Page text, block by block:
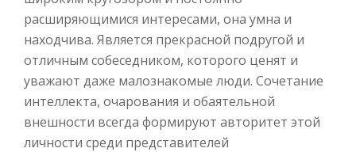
расширяющимися интересами, она умна и
находчива. Является прекрасной подругой и
отличным собеседником, которого ценят и
уважают даже малознакомые люди. Сочетание
интеллекта, очарования и обаятельной
внешности всегда формируют авторитет этой
личности среди представителей